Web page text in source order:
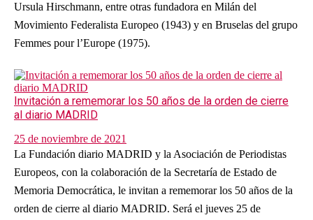
Ursula Hirschmann, entre otras fundadora en Milán del
Movimiento Federalista Europeo (1943) y en Bruselas del grupo
Femmes pour l’Europe (1975).
Invitación a rememorar los 50 años de la orden de cierre
al diario MADRID
25 de noviembre de 2021
La Fundación diario MADRID y la Asociación de Periodistas
Europeos, con la colaboración de la Secretaría de Estado de
Memoria Democrática, le invitan a rememorar los 50 años de la
orden de cierre al diario MADRID. Será el jueves 25 de